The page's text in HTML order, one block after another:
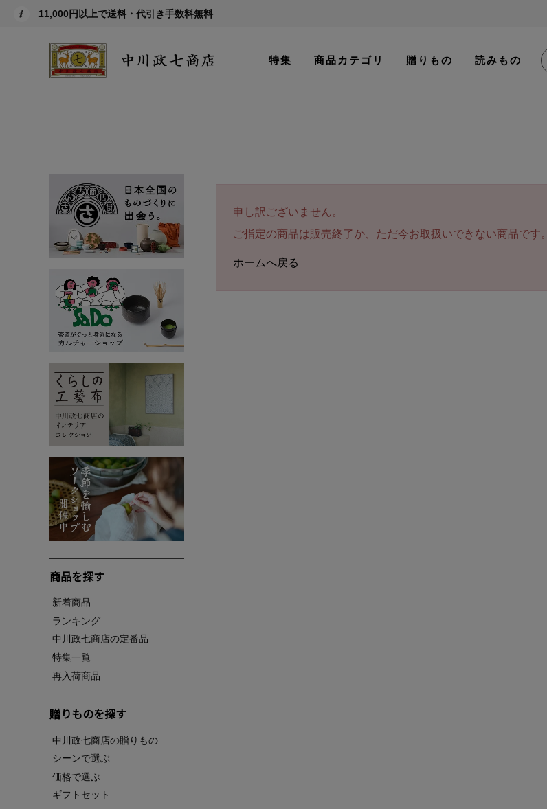
11,000円以上で送料・代引き手数料無料
特集 商品カテゴリ 贈りもの 読みもの
商品を探す
新着商品
ランキング
中川政七商店の定番品
特集一覧
再入荷商品
贈りものを探す
中川政七商店の贈りもの
シーンで選ぶ
価格で選ぶ
ギフトセット
申し訳ございません。
ご指定の商品は販売終了か、ただ今お取扱いできない商品です。
ホームへ戻る